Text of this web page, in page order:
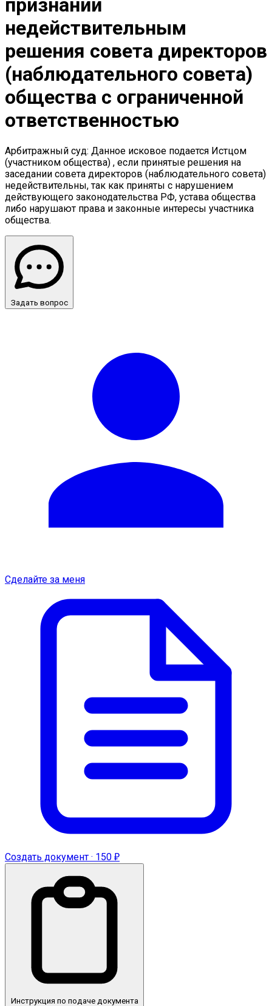
признании
недействительным
решения совета директоров
(наблюдательного совета)
общества с ограниченной
ответственностью
Арбитражный суд: Данное исковое подается Истцом
(участником общества) , если принятые решения на
заседании совета директоров (наблюдательного совета)
недействительны, так как приняты с нарушением
действующего законодательства РФ, устава общества
либо нарушают права и законные интересы участника
общества.
Задать вопрос
Сделайте за меня
Создать документ · 150 ₽
Инструкция по подаче документа